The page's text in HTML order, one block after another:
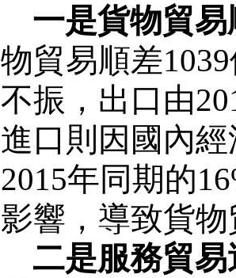
一是貨物貿
物貿易順差1039
不振，出口由
進口則因國內
2015年同期的
影響，導致貨
二是服務貿